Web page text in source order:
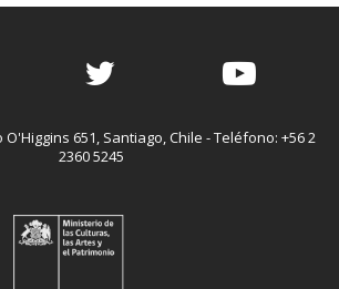
651, Santiago, Chile - Teléfono: +56 2
2360 5245